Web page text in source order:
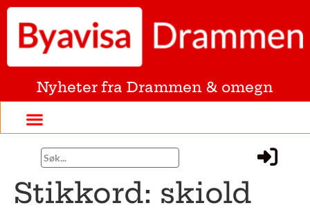
Nyheter fra Drammen & omegn
Stikkord: skiold